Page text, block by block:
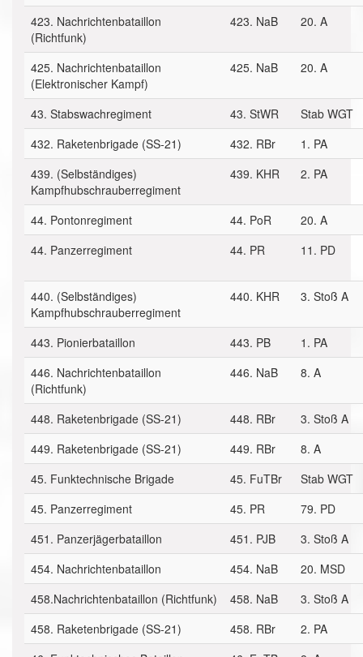
423. Nachrichtenbataillon
(Richtfunk)
423. NaB 20. A
425. Nachrichtenbataillon
(Elektronischer Kampf)
425. NaB 20. A
43. Stabswachregiment 43. StWR
Stab WGT
432. Raketenbrigade (SS-21)
432. RBr
1. PA
439. (Selbständiges)
Kampfhubschrauberregiment
439. KHR 2. PA
44. Pontonregiment 44. PoR
20. A
44. Panzerregiment
44. PR 11. PD
440. (Selbständiges)
Kampfhubschrauberregiment
440. KHR 3. Stoß A
443. Pionierbataillon 443. PB
1. PA
446. Nachrichtenbataillon
(Richtfunk)
446. NaB 8. A
448. Raketenbrigade (SS-21) 448. RBr
3. Stoß A
449. Raketenbrigade (SS-21)
449. RBr
8. A
45. Funktechnische Brigade
45. FuTBr
Stab WGT
45. Panzerregiment
45. PR
79. PD
451. Panzerjägerbataillon
451. PJB
3. Stoß A
454. Nachrichtenbataillon
454. NaB
20. MSD
458.Nachrichtenbataillon (Richtfunk)
458. NaB
3. Stoß A
458. Raketenbrigade (SS-21)
458. RBr
2. PA